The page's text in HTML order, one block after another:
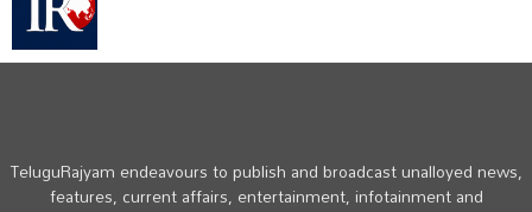
TeluguRajyam endeavours to publish and broadcast unalloyed news,
features, current affairs, entertainment, infotainment and